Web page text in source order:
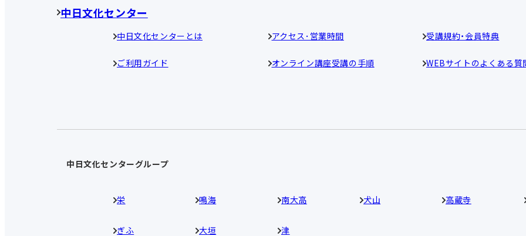
中日文化センター
中日文化センターとは アクセス･営業時間 受講規約・会員特典
ご利用ガイド オンライン講座受講の手順 WEBサイトのよくある質
中日文化センターグループ
栄 鳴海 南大高 犬山 高蔵寺
ぎふ 大垣 津